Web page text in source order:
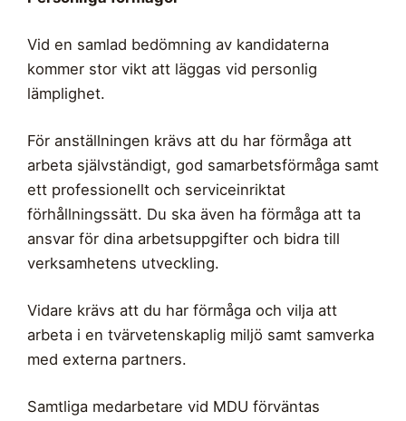
Vid en samlad bedömning av kandidaterna
kommer stor vikt att läggas vid personlig
lämplighet.
För anställningen krävs att du har förmåga att
arbeta självständigt, god samarbetsförmåga samt
ett professionellt och serviceinriktat
förhållningssätt. Du ska även ha förmåga att ta
ansvar för dina arbetsuppgifter och bidra till
verksamhetens utveckling.
Vidare krävs att du har förmåga och vilja att
arbeta i en tvärvetenskaplig miljö samt samverka
med externa partners.
Samtliga medarbetare vid MDU förväntas